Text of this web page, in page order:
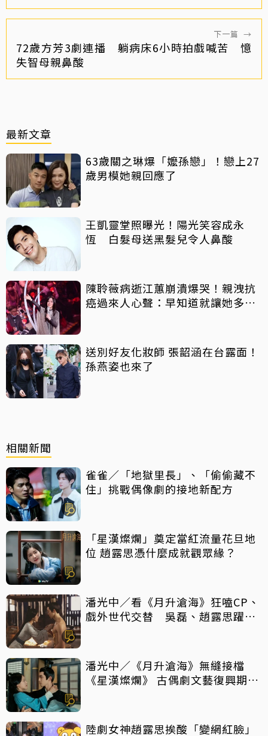
下一篇 →
72歲方芳3劇連播 躺病床6小時拍戲喊苦 憶
失智母親鼻酸
最新文章
63歲關之琳爆「嬤孫戀」！戀上27
歲男模她親回應了
王凱靈堂照曝光！陽光笑容成永
恆 白髮母送黑髮兒令人鼻酸
陳聆薇病逝江蕙崩潰爆哭！親洩抗
癌過來人心聲：早知道就讓她多化
送別好友化妝師 張韶涵在台露面！
孫燕姿也來了
相關新聞
雀雀／「地獄里長」、「偷偷藏不
住」挑戰偶像劇的接地新配方
「星漢燦爛」奠定當紅流量花旦地
位 趙露思憑什麼成就觀眾緣？
潘光中／看《月升滄海》狂嗑CP、
戲外世代交替 吳磊、趙露思躍升
潘光中／《月升滄海》無縫接檔
《星漢燦爛》 古偶劇文藝復興期來
陸劇女神趙露思挨酸「變網紅臉」